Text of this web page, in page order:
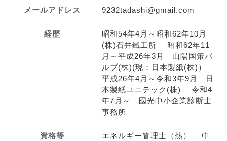
メールアドレス 9232tadashi@gmail.com
経歴
昭和54年4月～昭和62年10月
(株)石井鐵工所 昭和62年11
月～平成26年3月 山陽国策パ
ルプ(株)(現：日本製紙(株)）
平成26年4月～令和3年9月 日
本製紙ユニテック(株) 令和4
年7月～ 國光中小企業診断士
事務所
資格等
エネルギー管理士（熱） 中